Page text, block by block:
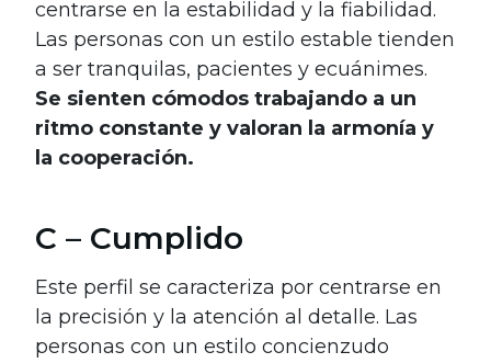
centrarse en la estabilidad y la fiabilidad.
Las personas con un estilo estable tienden
a ser tranquilas, pacientes y ecuánimes.
Se sienten cómodos trabajando a un
ritmo constante y valoran la armonía y
la cooperación.
C – Cumplido
Este perfil se caracteriza por centrarse en
la precisión y la atención al detalle. Las
personas con un estilo concienzudo